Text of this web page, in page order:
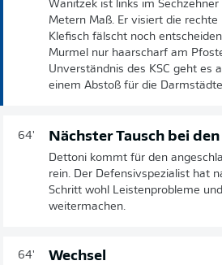
Wanitzek ist links im
Metern Maß. Er visiert die rechte
Klefisch fälscht noch
Murmel nur haarscharf am
Unverständnis des KSC geht es
einem Abstoß für die
64' Nächster Tausch bei
Dettoni kommt für den
rein. Der Defensivspezialist hat
Schritt wohl Leistenprobleme
weitermachen.
64' Wechsel